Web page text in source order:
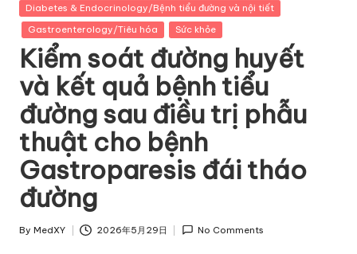
y
A
I
Posted
in
Diabetes & Endocrinology/Bệnh tiểu đường và nội tiết
Gastroenterology/Tiêu hóa
Sức khỏe
Kiểm soát đường huyết
và kết quả bệnh tiểu
đường sau điều trị phẫu
thuật cho bệnh
Gastroparesis đái tháo
đường
Posted
By MedXY 2026年5月29日 No Comments